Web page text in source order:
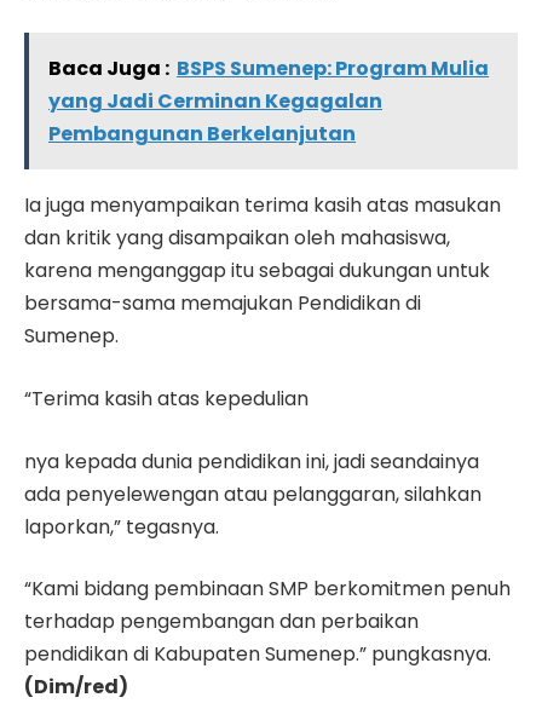
Baca Juga : BSPS Sumenep: Program Mulia
yang Jadi Cerminan Kegagalan
Pembangunan Berkelanjutan
Ia juga menyampaikan terima kasih atas masukan
dan kritik yang disampaikan oleh mahasiswa,
karena menganggap itu sebagai dukungan untuk
bersama-sama memajukan Pendidikan di
Sumenep.
“Terima kasih atas kepedulian
nya kepada dunia pendidikan ini, jadi seandainya
ada penyelewengan atau pelanggaran, silahkan
laporkan,” tegasnya.
“Kami bidang pembinaan SMP berkomitmen penuh
terhadap pengembangan dan perbaikan
pendidikan di Kabupaten Sumenep.” pungkasnya.
(Dim/red)